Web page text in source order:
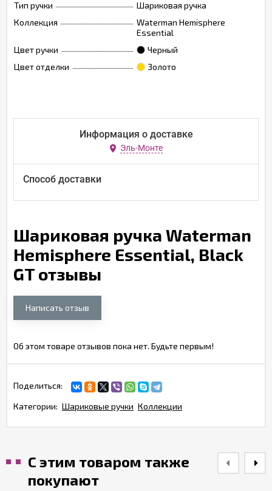
Тип ручки
Шариковая ручка
Коллекция
Waterman Hemisphere
Essential
Цвет ручки
Черный
Цвет отделки
Золото
Информация о доставке
Эль-Монте
Способ доставки
Шариковая ручка Waterman
Hemisphere Essential, Black
GT отзывы
Написать отзыв
Об этом товаре отзывов пока нет. Будьте первым!
Поделиться:
Категории: Шариковые ручки Коллекции
С этим товаром также
покупают